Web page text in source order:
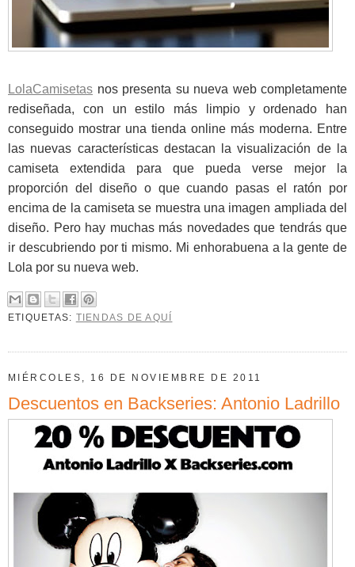
LolaCamisetas nos presenta su nueva web completamente
rediseñada, con un estilo más limpio y ordenado han
conseguido mostrar una tienda online más moderna. Entre
las nuevas características destacan la visualización de la
camiseta extendida para que pueda verse mejor la
proporción del diseño o que cuando pasas el ratón por
encima de la camiseta se muestra una imagen ampliada del
diseño. Pero hay muchas más novedades que tendrás que
ir descubriendo por ti mismo. Mi enhorabuena a la gente de
Lola por su nueva web.
ETIQUETAS: TIENDAS DE AQUÍ
MIÉRCOLES, 16 DE NOVIEMBRE DE 2011
Descuentos en Backseries: Antonio Ladrillo